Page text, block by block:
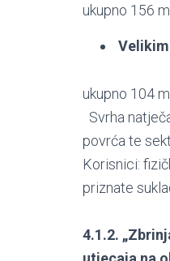
ukupno 156
ukupno 104
Svrha
povrća te
Korisnici:
priznate
4.1.2.